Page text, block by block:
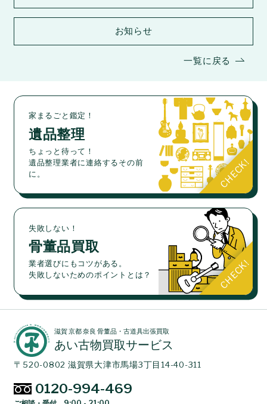
お知らせ
一覧に戻る
家まるごと鑑定！
遺品整理
ちょっと待って！
遺品整理業者に連絡するその前
に。
失敗しない！
骨董品買取
業者選びにもコツがある。
失敗しないためのポイントとは？
滋賀 京都 奈良 骨董品・古道具出張買取
あい古物買取サービス
〒520-0802 滋賀県大津市馬場3丁目14-40-311
0120-994-469